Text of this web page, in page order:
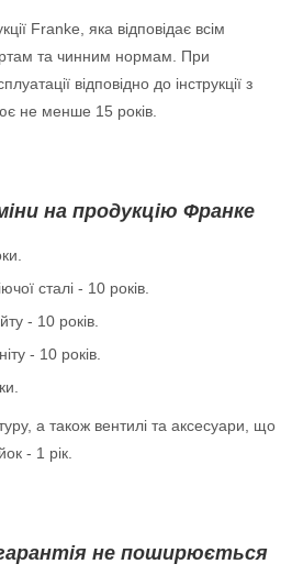
Franke, яка відповідає всім
та чинним нормам. При
відповідно до інструкції з
не менше 15 років.
на продукцію Франке
сталі - 10 років.
- 10 років.
- 10 років.
а також вентилі та аксесуари, що
- 1 рік.
не поширюється